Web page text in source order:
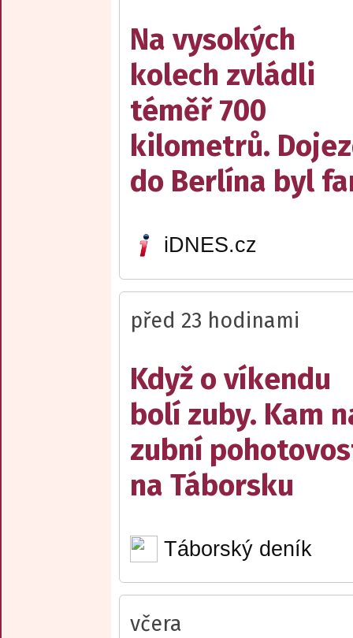
Na vysokých
kolech zvládli
téměř 700
kilometrů.
do Berlína byl
iDNES.cz
před 23 hodinami
Když o víkendu
bolí zuby. Kam
zubní
na Táborsku
Táborský deník
včera